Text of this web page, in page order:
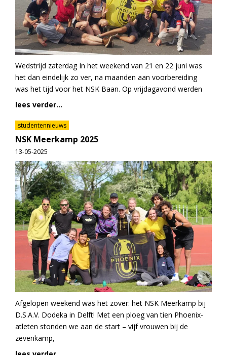
Wedstrijd zaterdag In het weekend van 21 en 22 juni was
het dan eindelijk zo ver, na maanden aan voorbereiding
was het tijd voor het NSK Baan. Op vrijdagavond werden
lees verder...
studentennieuws
NSK Meerkamp 2025
13-05-2025
Afgelopen weekend was het zover: het NSK Meerkamp bij
D.S.A.V. Dodeka in Delft! Met een ploeg van tien Phoenix-
atleten stonden we aan de start – vijf vrouwen bij de
zevenkamp,